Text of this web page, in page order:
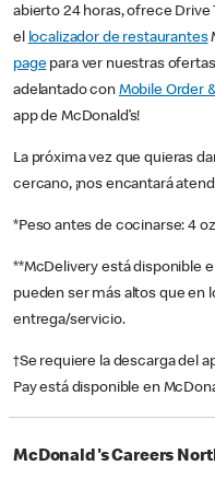
abierto 24 horas, ofrece Drive
el localizador de restaurantes
pagepara ver nuestras
adelantado con Mobile Order
app de McDonald’s!
La próxima vez que quieras
cercano, ¡nos encantará
*Peso antes de cocinarse: 4
**McDelivery está disponible
pueden ser más altos que en
entrega/servicio.
†Se requiere la descarga del
Pay está disponible en
McDonald's Careers